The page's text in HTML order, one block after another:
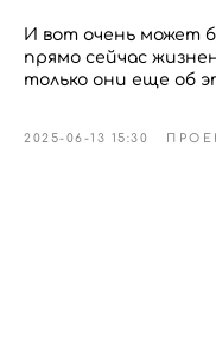
И вот очень может
прямо сейчас
только они еще об
2025-06-13 15:30